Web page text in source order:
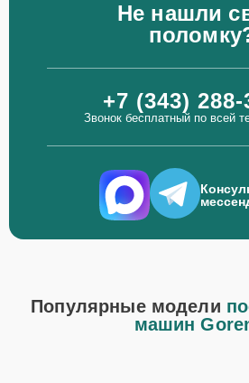
Не нашли
+7 (343) 288-
Звонок бесплатный по всей
Популярные модели
машин